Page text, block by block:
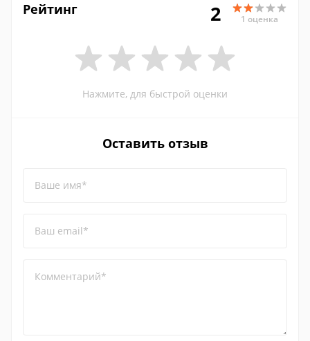
Рейтинг 2 1 оценка
Нажмите, для быстрой оценки
Оставить отзыв
Ваше имя*
Ваш email*
Комментарий*